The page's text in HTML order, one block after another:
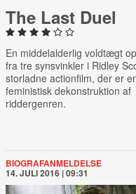
The Last Duel
En middelalderlig voldtægt
fra tre synsvinkler i Ridley
storladne actionfilm, der er
feministisk dekonstruktion af
riddergenren.
BIOGRAFANMELDELSE
14. JULI 2016 | 09:31